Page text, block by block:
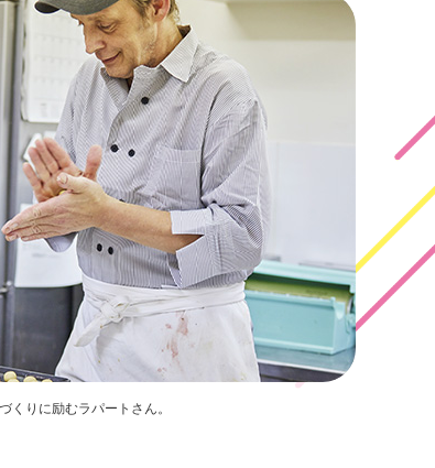
くりに励むラパートさん。